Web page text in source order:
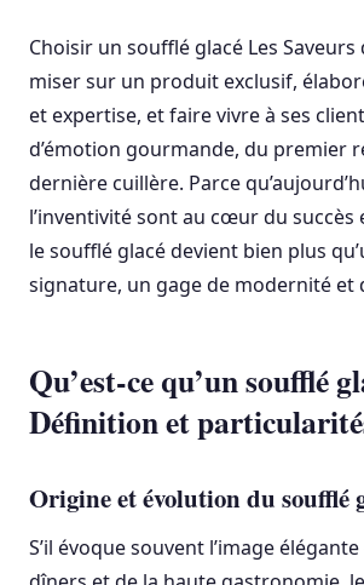
Choisir un soufflé glacé Les Saveurs
miser sur un produit exclusif,
et expertise, et faire vivre à ses
d’émotion gourmande, du premier
dernière cuillère. Parce
l’inventivité sont au cœur du
le soufflé glacé devient bien plus
signature, un gage de modernité et
Qu’est-ce qu’un soufflé
Définition et
Origine et évolution du soufflé
S’il évoque souvent l’image